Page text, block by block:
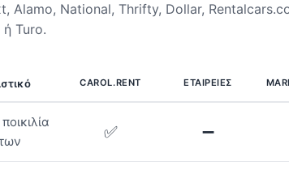
Alamo, National, Thrifty, Dollar,
Turo.
CAROL.RENT ΕΤΑΙΡΕΊΕΣ
✅ ➖